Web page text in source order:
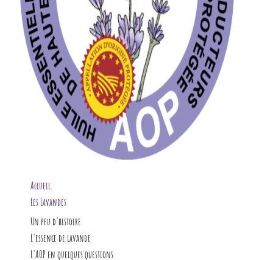
Accueil
Les Lavandes
Un peu d'histoire
Un peu de botanique
Culture et production
L'huile essentielle
L'essence de lavande
en aromathérapie
L'AOP
L'AOP en quelques questions
Notre actualité